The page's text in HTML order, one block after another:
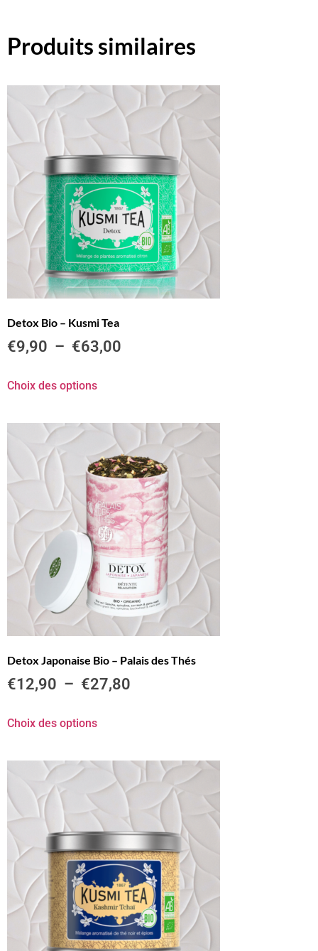
Produits similaires
Detox Bio – Kusmi Tea
€9,90 – €63,00
Choix des options
Detox Japonaise Bio – Palais des Thés
€12,90 – €27,80
Choix des options